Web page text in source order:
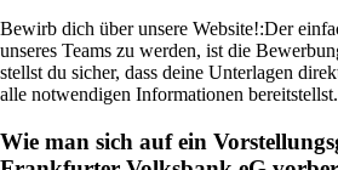
Bewirb dich über unsere Website!:Der
unseres Teams zu werden, ist die
stellst du sicher, dass deine Unterlagen
alle notwendigen Informationen bereitstellst.
Wie man sich auf ein